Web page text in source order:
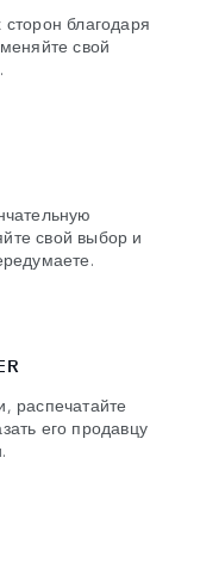
благодаря
свой
свой выбор и
распечатайте
его продавцу